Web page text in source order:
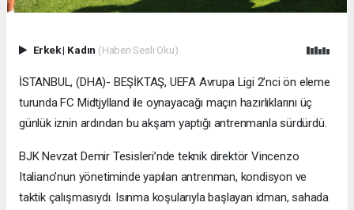
Erkek| Kadın (Haberi Sesli Oku)
İSTANBUL, (DHA)- BEŞİKTAŞ, UEFA Avrupa Ligi 2’nci ön eleme
turunda FC Midtjylland ile oynayacağı maçın hazırlıklarını üç
günlük iznin ardından bu akşam yaptığı antrenmanla sürdürdü.
BJK Nevzat Demir Tesisleri’nde teknik direktör Vincenzo
Italiano’nun yönetiminde yapılan antrenman, kondisyon ve
taktik çalışmasıydı. Isınma koşularıyla başlayan idman, sahada